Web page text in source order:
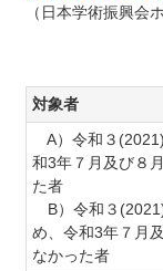
（日本学術振興会
対象者
A）令和３
和3年７月及び８
た者
B）令和３
め、令和3年７月
なかった者